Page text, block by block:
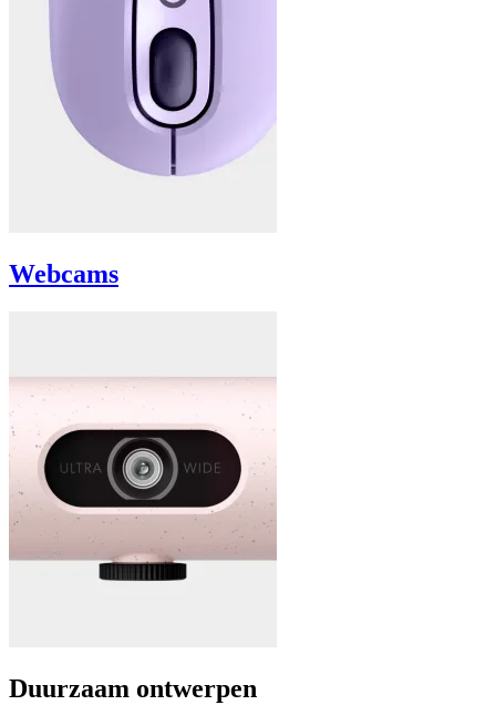
Webcams
Duurzaam ontwerpen